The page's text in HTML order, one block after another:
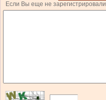
Если Вы еще не